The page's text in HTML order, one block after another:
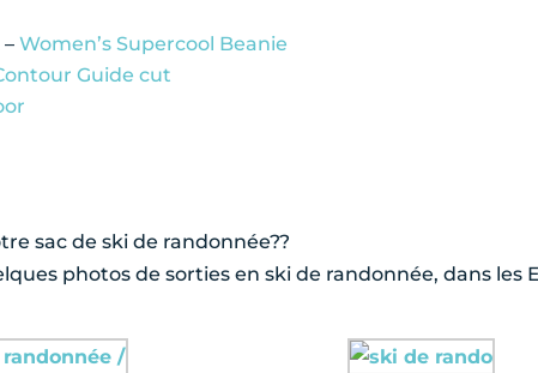
Women’s Supercool Beanie
Guide cut
sac de ski de randonnée??
photos de sorties en ski de randonnée, dans